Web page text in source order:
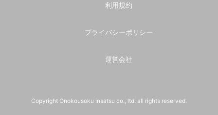
利用規約
プライバシーポリシー
運営会社
Copyright Onokousoku insatsu co., ltd. all rights reserved.